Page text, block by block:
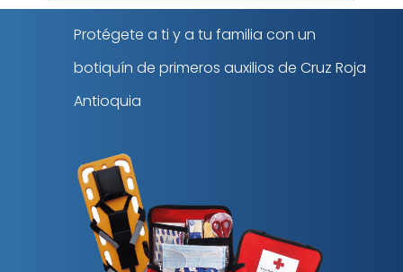
Protégete a ti y a tu familia con un
botiquín deprimeros auxilios de Cruz Roja
Antioquia